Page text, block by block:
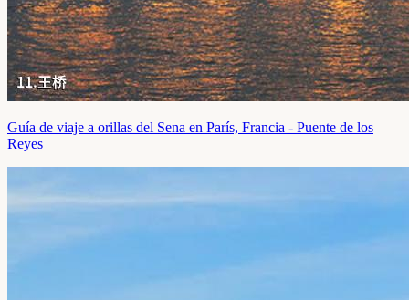
Guía de viaje a orillas del Sena en París, Francia - Puente de los
Reyes